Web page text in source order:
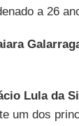
a 26
Lula da
um dos